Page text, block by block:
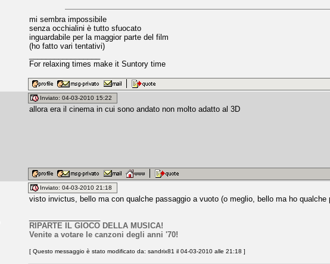
mi sembra impossibile
senza occhialini è tutto sfuocato
inguardabile per la maggior parte del film
(ho fatto vari tentativi)
For relaxing times make it Suntory time
Inviato: 04-03-2010 15:22
allora era il cinema in cui sono andato non molto adatto al 3D
Inviato: 04-03-2010 21:18
visto invictus, bello ma con qualche passaggio a vuoto (o meglio, bello ma ho
RIPARTE IL GIOCO DELLA MUSICA!
Venite a votare le canzoni degli anni '70!
[ Questo messaggio è stato modificato da: sandrix81 il 04-03-2010 alle 21:18 ]